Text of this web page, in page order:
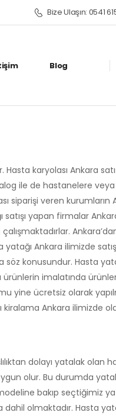
Bize Ulaşın: 0541
Blog
karyolası Ankara
ile de hastanelere veya
siparişi veren kurumların
satışı yapan firmalar
Ankara ilimizde
konusundur. Hasta
imalatında
yine ücretsiz olarak
kiralama Ankara ilimizde
dolayı yatalak olan
olur. Bu durumda
bakıp seçtiğimiz
olmaktadır. Hasta